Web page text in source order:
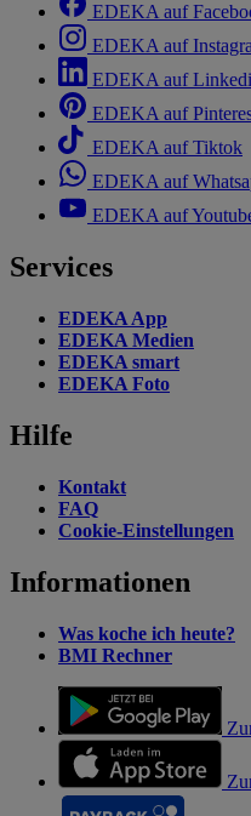
EDEKA auf
EDEKA auf
EDEKA auf
EDEKA auf
EDEKA auf Tiktok
EDEKA auf
EDEKA auf
Services
EDEKA App
EDEKA Medien
EDEKA smart
EDEKA Foto
Hilfe
Kontakt
FAQ
Cookie-Einstellungen
Informationen
Was koche ich heute?
BMI Rechner